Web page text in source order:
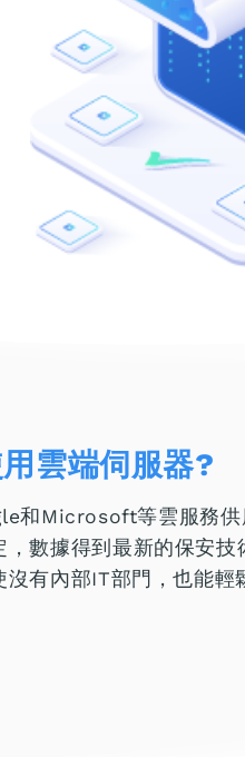
雲端伺服器?
和Microsoft等雲服務
數據得到最新的保安
有內部IT部門，也能輕